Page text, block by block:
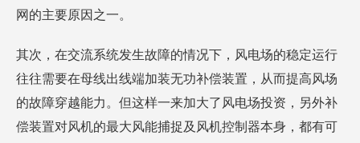
网的主要原因之一。
其次，在交流系统发生故障的情况下，风电场的稳定运行
往往需要在母线出线端加装无功补偿装置，从而提高风场
的故障穿越能力。但这样一来加大了风电场投资，另外补
偿装置对风机的最大风能捕捉及风机控制器本身，都有可